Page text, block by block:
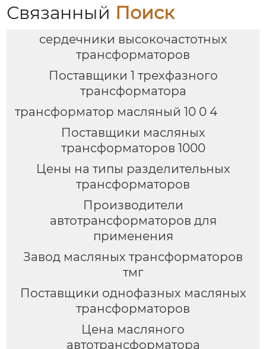
Связанный Поиск
сердечники высокочастотных
трансформаторов
Поставщики 1 трехфазного
трансформатора
трансформатор масляный 10 0 4
Поставщики масляных
трансформаторов 1000
Цены на типы разделительных
трансформаторов
Производители
автотрансформаторов для
применения
Завод масляных трансформаторов
тмг
Поставщики однофазных масляных
трансформаторов
Цена масляного
автотрансформатора